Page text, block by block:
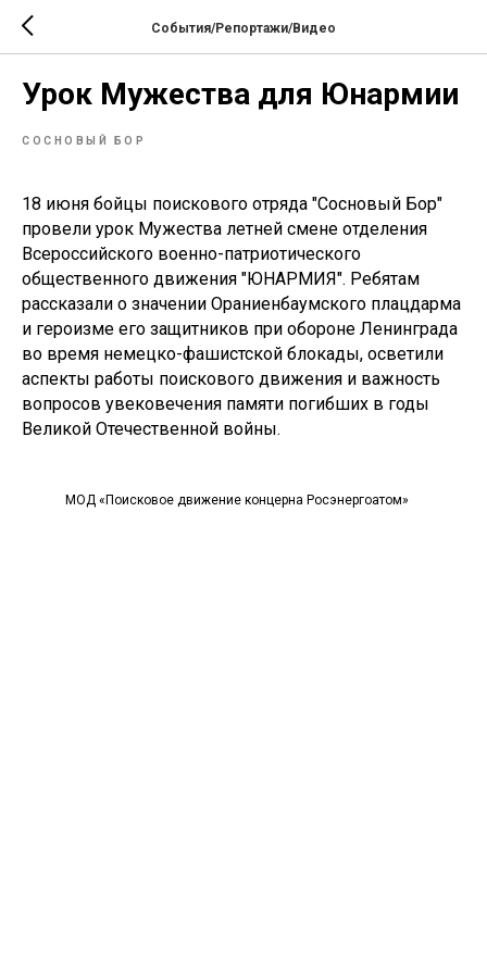
События/Репортажи/Видео
Урок Мужества для Юнармии
СОСНОВЫЙ БОР
18 июня бойцы поискового отряда "Сосновый Бор"
провели урок Мужества летней смене отделения
Всероссийского военно-патриотического
общественного движения "ЮНАРМИЯ". Ребятам
рассказали о значении Ораниенбаумского плацдарма
и героизме его защитников при обороне Ленинграда
во время немецко-фашистской блокады, осветили
аспекты работы поискового движения и важность
вопросов увековечения памяти погибших в годы
Великой Отечественной войны.
МОД «Поисковое движение концерна Росэнергоатом»